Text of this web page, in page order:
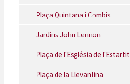
Plaça Quintana i Combis
Jardins John Lennon
Plaça de l'Església de l'Estartit
Plaça de la Llevantina